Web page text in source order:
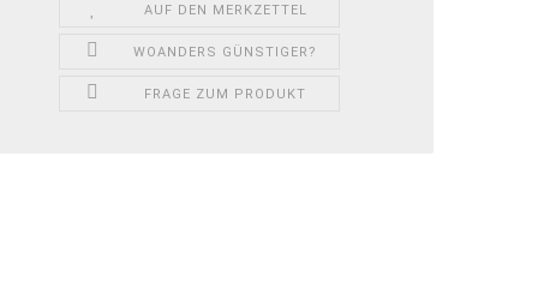
AUF DEN MERKZETTEL
WOANDERS GÜNSTIGER?
FRAGE ZUM PRODUKT